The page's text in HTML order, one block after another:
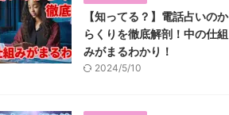
【知ってる？】電話占いのか
らくりを徹底解剖！中の仕組
みがまるわかり！
2024/5/10